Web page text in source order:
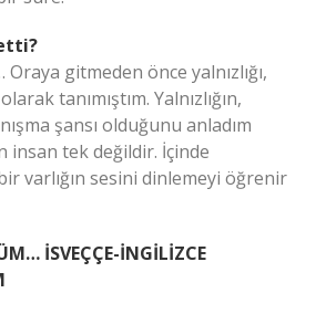
Oraya gitmeden önce yalnızlığı,
tanımıştım. Yalnızlığın,
şansı olduğunu anladım
insan tek değildir. İçinde
varlığın sesini dinlemeyi öğrenir
İSVEÇÇE-İNGİLİZCE